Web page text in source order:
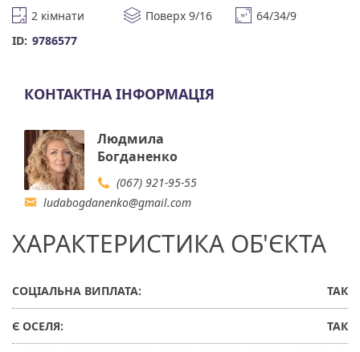
2 кімнати
Поверх 9/16
64/34/9
ID: 9786577
КОНТАКТНА ІНФОРМАЦІЯ
Людмила
Богданенко
(067) 921-95-55
ludabogdanenko@gmail.com
ХАРАКТЕРИСТИКА ОБ'ЄКТА
СОЦІАЛЬНА ВИПЛАТА: ТАК
Є ОСЕЛЯ: ТАК